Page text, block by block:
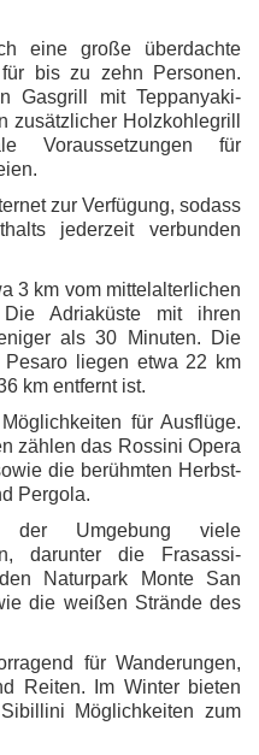
eine große überdachte
bis zu zehn Personen.
Gasgrill mit Teppanyaki-
zusätzlicher Holzkohlegrill
Voraussetzungen für
zur Verfügung, sodass
jederzeit verbunden
3 km vom mittelalterlichen
Die Adriaküste mit ihren
als 30 Minuten. Die
liegen etwa 22 km
km entfernt ist.
für Ausflüge.
zählen das Rossini Opera
die berühmten Herbst-
Pergola.
der Umgebung viele
darunter die Frasassi-
Naturpark Monte San
die weißen Strände des
für Wanderungen,
Reiten. Im Winter bieten
Möglichkeiten zum